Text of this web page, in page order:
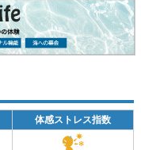
体感ストレス指数